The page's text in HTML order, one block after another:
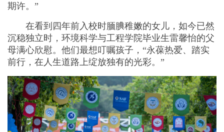
期许。”
在看到四年前入校时腼腆稚嫩的女儿，如今已然
沉稳独立时，环境科学与工程学院毕业生雷馨怡的父
母满心欣慰。他们最想叮嘱孩子，“永葆热爱、踏实
前行，在人生道路上绽放独有的光彩。”